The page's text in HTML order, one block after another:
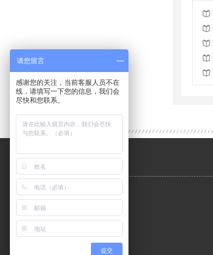
请您留言
感谢您的关注，当前客服人员不在
线，请填写一下您的信息，我们会
尽快和您联系。
提交